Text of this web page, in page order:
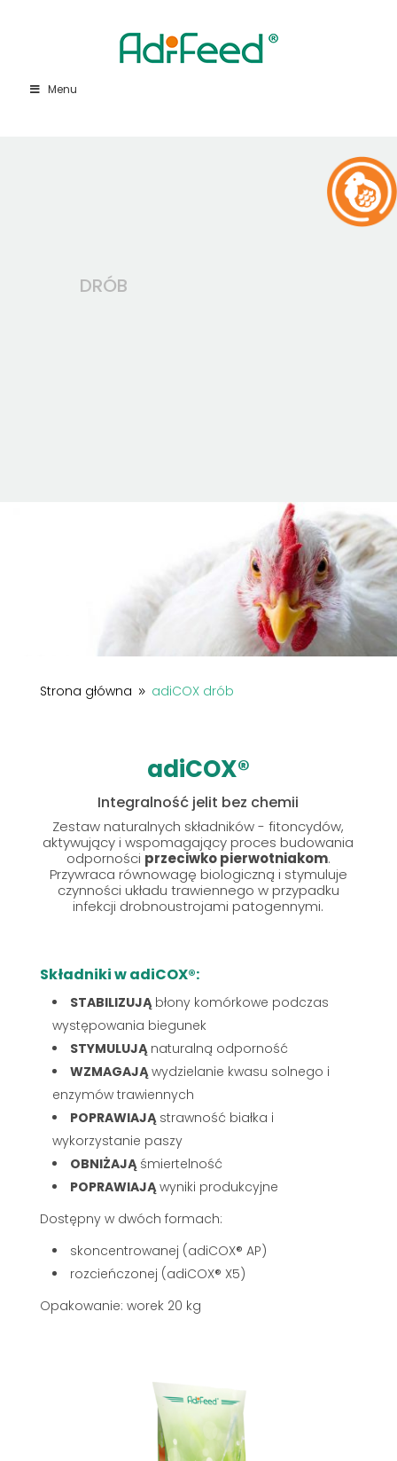
Menu
DRÓB
Strona główna 9 adiCOX drób
adiCOX®
Integralność jelit bez chemii
Zestaw naturalnych składników - fitoncydów,
aktywujący i wspomagający proces budowania
odporności przeciwko pierwotniakom.
Przywraca równowagę biologiczną i stymuluje
czynności układu trawiennego w przypadku
infekcji drobnoustrojami patogennymi.
Składniki w adiCOX®:
STABILIZUJĄbłony komórkowe podczas
występowania biegunek
STYMULUJĄnaturalną odporność
WZMAGAJĄwydzielanie kwasu solnego i
enzymów trawiennych
POPRAWIAJĄstrawność białka i
wykorzystanie paszy
OBNIŻAJĄśmiertelność
POPRAWIAJĄwyniki produkcyjne
Dostępny w dwóch formach:
skoncentrowanej (adiCOX® AP)
rozcieńczonej (adiCOX® X5)
Opakowanie: worek 20 kg